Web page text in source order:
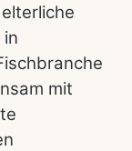
in
mit